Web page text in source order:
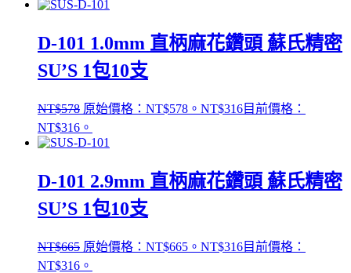
D-101 1.0mm 直柄麻花鑽頭 蘇氏精密
SU’S 1包10支
NT$578 原始價格：NT$578。 NT$316目前價格：
NT$316。
D-101 2.9mm 直柄麻花鑽頭 蘇氏精密
SU’S 1包10支
NT$665 原始價格：NT$665。 NT$316目前價格：
NT$316。